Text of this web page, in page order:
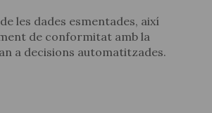
les dades esmentades, així
de conformitat amb la
a decisions automatitzades.